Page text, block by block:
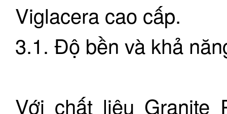
Viglacera cao cấp.
3.1. Độ bền và khả
Với chất liệu Granite